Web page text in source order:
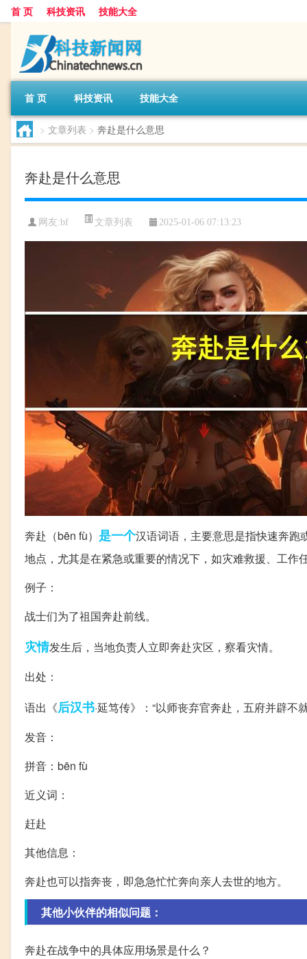
首 页 科技资讯 技能大全
首 页 科技资讯 技能大全
> 文章列表 > 奔赴是什么意思
奔赴是什么意思
网友:bf 文章列表 2025-01-06 07:13:23
奔赴（bēn fù） 是一个汉语词语，主要意思是指快速奔跑
地点，尤其是在紧急或重要的情况下，如灾难救援、工作
例子：
战士们为了祖国奔赴前线。
灾情发生后，当地负责人立即奔赴灾区，察看灾情。
出处：
语出《后汉书·延笃传》：“以师丧弃官奔赴，五府并辟不
发音：
拼音：bēn fù
近义词：
赶赴
其他信息：
奔赴也可以指奔丧，即急急忙忙奔向亲人去世的地方。
其他小伙伴的相似问题：
奔赴在战争中的具体应用场景是什么？